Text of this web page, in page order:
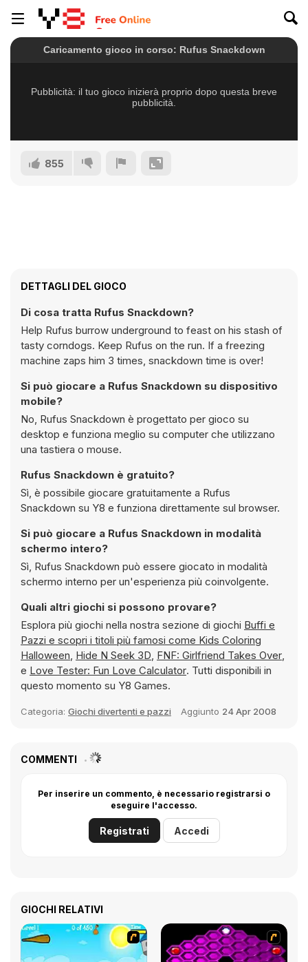
855
DETTAGLI DEL GIOCO
Di cosa tratta Rufus Snackdown?
Help Rufus burrow underground to feast on his stash of
tasty corndogs. Keep Rufus on the run. If a freezing
machine zaps him 3 times, snackdown time is over!
Si può giocare a Rufus Snackdown su dispositivo
mobile?
No, Rufus Snackdown è progettato per gioco su
desktop e funziona meglio su computer che utilizzano
una tastiera o mouse.
Rufus Snackdown è gratuito?
Sì, è possibile giocare gratuitamente a Rufus
Snackdown su Y8 e funziona direttamente sul browser.
Si può giocare a Rufus Snackdown in modalità
schermo intero?
Sì, Rufus Snackdown può essere giocato in modalità
schermo interno per un'esperienza più coinvolgente.
Quali altri giochi si possono provare?
Esplora più giochi nella nostra sezione di giochi Buffi e
Pazzi e scopri i titoli più famosi come Kids Coloring
Halloween, Hide N Seek 3D, FNF: Girlfriend Takes Over,
e Love Tester: Fun Love Calculator. Tutti disponibili in
questo momento su Y8 Games.
Categoria: Giochi divertenti e pazzi Aggiunto 24 Apr 2008
COMMENTI
Per inserire un commento, è necessario registrarsi o
eseguire l'accesso.
Registrati Accedi
GIOCHI RELATIVI